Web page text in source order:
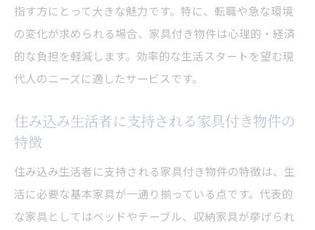
指す方にとって大きな魅力です。特に、転職や急な環境
の変化が求められる場合、家具付き物件は心理的・経済
的な負担を軽減します。効率的な生活スタートを望む現
代人のニーズに適したサービスです。
住み込み生活者に支持される家具付き物件の
特徴
住み込み生活者に支持される家具付き物件の特徴は、生
活に必要な基本家具が一通り揃っている点です。代表的
な家具としてはベッドやテーブル、収納家具が挙げられ